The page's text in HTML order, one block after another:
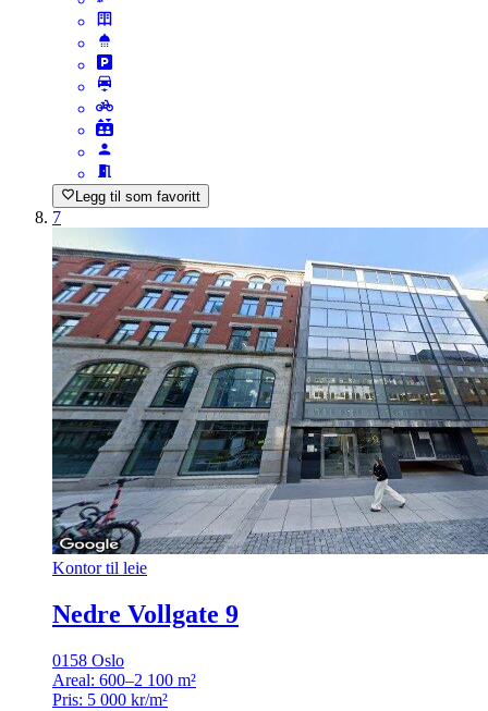
Legg til som favoritt
7
Kontor til leie
Nedre Vollgate 9
0158 Oslo
Areal: 600–2 100 m²
Pris: 5 000 kr/m²